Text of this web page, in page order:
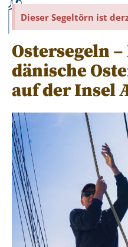
Dieser Segeltörn ist
Ostersegeln
dänische
auf der Insel